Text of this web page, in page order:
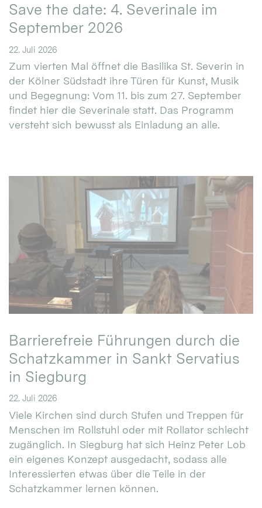
Save the date: 4. Severinale im
September 2026
22. Juli 2026
Zum vierten Mal öffnet die Basilika St. Severin in
der Kölner Südstadt ihre Türen für Kunst, Musik
und Begegnung: Vom 11. bis zum 27. September
findet hier die Severinale statt. Das Programm
versteht sich bewusst als Einladung an alle.
Barrierefreie Führungen durch die
Schatzkammer in Sankt Servatius
in Siegburg
22. Juli 2026
Viele Kirchen sind durch Stufen und Treppen für
Menschen im Rollstuhl oder mit Rollator schlecht
zugänglich. In Siegburg hat sich Heinz Peter Lob
ein eigenes Konzept ausgedacht, sodass alle
Interessierten etwas über die Teile in der
Schatzkammer lernen können.